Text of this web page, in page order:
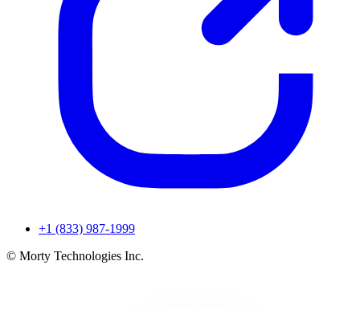
+1 (833) 987-1999
© Morty Technologies Inc.